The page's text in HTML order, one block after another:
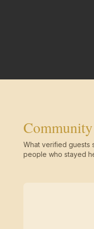
Community
What verified guests
people who stayed